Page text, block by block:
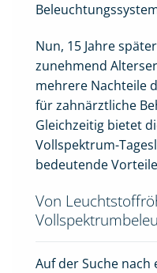
Nun, 15 Jahre
zunehmend
mehrere Nachteile
für zahnärztliche
Gleichzeitig bietet
Vollspektrum-
bedeutende
Von
Auf der Suche